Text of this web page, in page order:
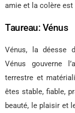
amie et la colère est
Taureau: Vénus
Vénus, la déesse
Vénus gouverne
terrestre et
êtes stable, fiable,
beauté, le plaisir et